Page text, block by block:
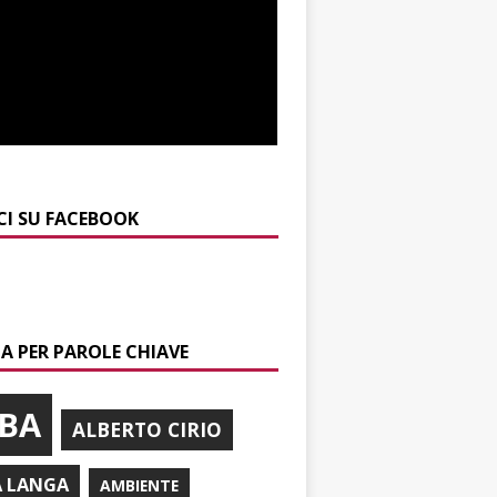
SU FACEBOOK
PER PAROLE CHIAVE
ALBERTO CIRIO
LANGA AMBIENTE